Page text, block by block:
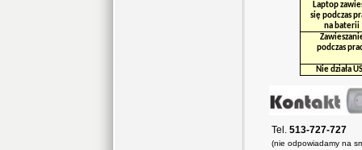
Laptop
się podczas
na baterii
podczas
Nie działa
Tel. 513-727-727
(nie odpowiadamy na